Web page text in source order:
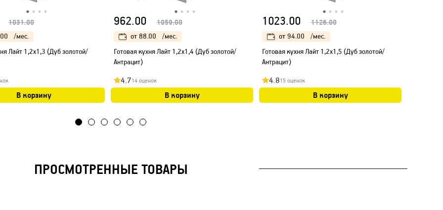
1031.00
/мес.
Лайт 1,2x1,3 (Дуб золотой/
В корзину
962.00 1059.00
от 88.00
/мес.
Готовая кухня Лайт 1,2x1,4 (Дуб золотой/
Антрацит)
4.714 оценок
В корзину
1023.00 1126.00
от 94.00
/мес.
Готовая кухня Лайт 1,2x1,5 (Дуб золотой/
Антрацит)
4.815 оценок
В корзину
ПРОСМОТРЕННЫЕ ТОВАРЫ